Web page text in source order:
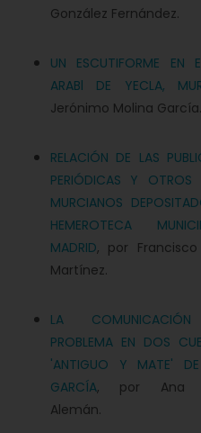
González Fernández.
UN ESCUTIFORME EN
ARABl DE YECLA,
Jerónimo Molina García.
RELACIÓN DE LAS
PERIÓDICAS Y OTROS
MURCIANOS
HEMEROTECA
MADRID, por
Martínez.
LA
PROBLEMA EN DOS
'ANTIGUO Y MATE' DE
GARCÍA, por Ana
Alemán.